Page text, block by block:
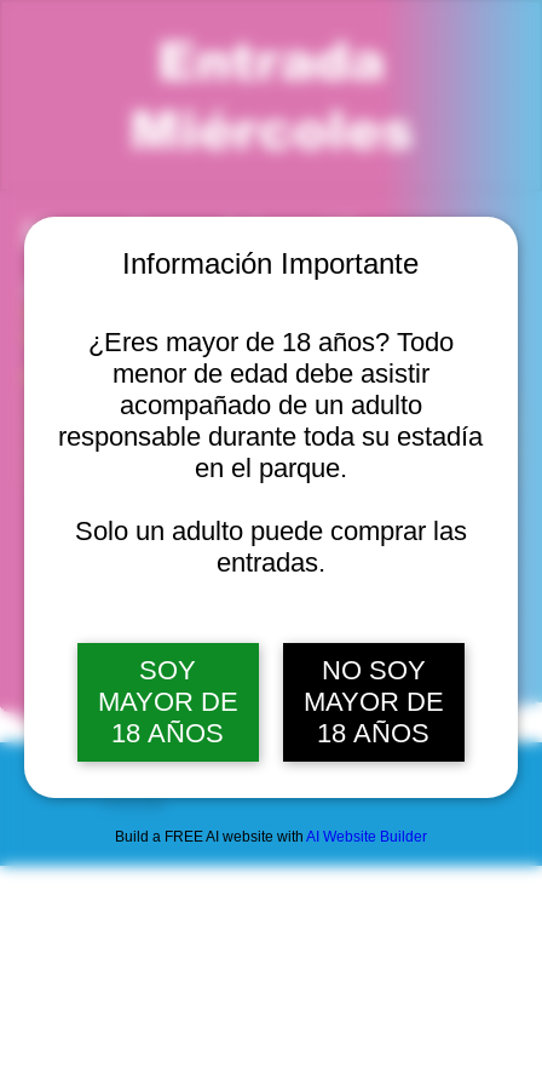
Información Importante
¿Eres mayor de 18 años? Todo
menor de edad debe asistir
acompañado de un adulto
responsable durante toda su estadía
en el parque.
Solo un adulto puede comprar las
entradas.
SOY
MAYOR DE
18 AÑOS
NO SOY
MAYOR DE
18 AÑOS
Build a FREE AI website with AI Website Builder
Entrada
Miércoles
Horario y ubicación
Valparaíso, Chile
Otras fechas
mié, 12 ago, 10:00 a. m.
mié, 12 ago, 11:00 a. m.
mié, 12 ago, 12:00 p. m.
Ver 20
fechas